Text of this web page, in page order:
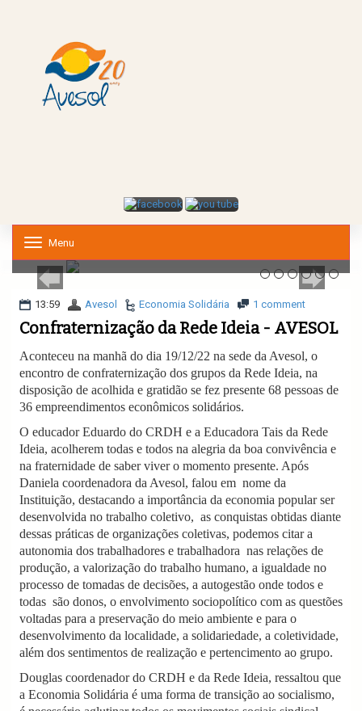
o
g
l
n
v
i
g
a
i
o
n
Menu
13:59 Avesol Economia Solidária 1 comment
Confraternização da Rede Ideia - AVESOL
Aconteceu na manhã do dia 19/12/22 na sede da Avesol, o
encontro de confraternização dos grupos da Rede Ideia, na
disposição de acolhida e gratidão se fez presente 68 pessoas de
36 empreendimentos econômicos solidários.
O educador Eduardo do CRDH e a Educadora Tais da Rede
Ideia, acolherem todas e todos na alegria da boa convivência e
na fraternidade de saber viver o momento presente. Após
Daniela coordenadora da Avesol, falou em nome da
Instituição, destacando a importância da economia popular ser
desenvolvida no trabalho coletivo, as conquistas obtidas diante
dessas práticas de organizações coletivas, podemos citar a
autonomia dos trabalhadores e trabalhadora nas relações de
produção, a valorização do trabalho humano, a igualdade no
processo de tomadas de decisões, a autogestão onde todos e
todas são donos, o envolvimento sociopolítico com as questões
voltadas para a preservação do meio ambiente e para o
desenvolvimento da localidade, a solidariedade, a coletividade,
além dos sentimentos de realização e pertencimento ao grupo.
Douglas coordenador do CRDH e da Rede Ideia, ressaltou que
a Economia Solidária é uma forma de transição ao socialismo,